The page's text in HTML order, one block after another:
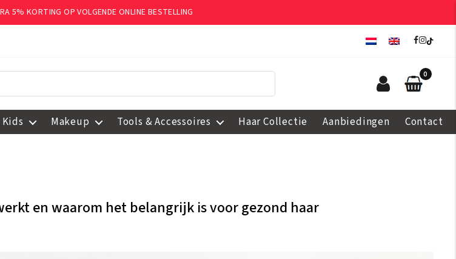
5% KORTING OP VOLGENDE ONLINE BESTELLING
0
Kids Makeup Tools & Accessoires Haar Collectie Aanbiedingen Contact
Categorieën
en waarom het belangrijk is voor gezond haar